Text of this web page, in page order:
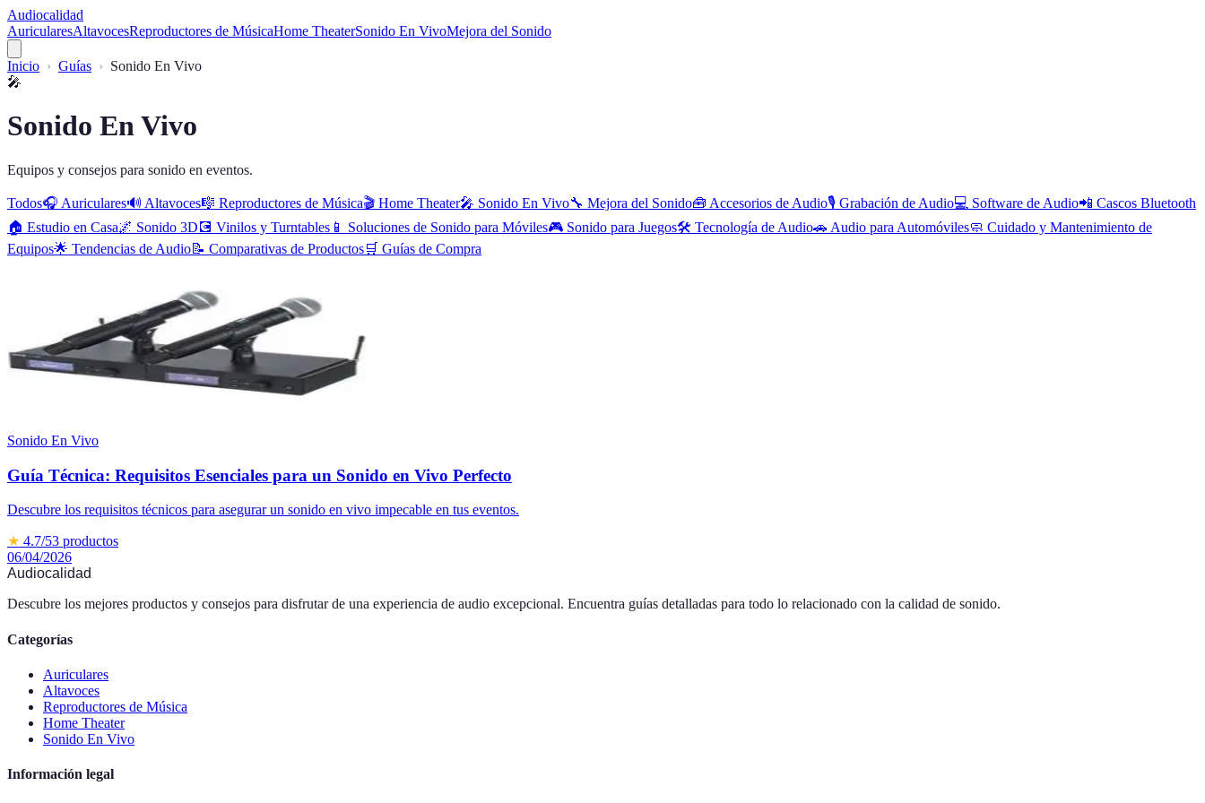
Audiocalidad
AuricularesAltavocesReproductores de MúsicaHome TheaterSonido En VivoMejora del Sonido
Inicio Guías
Sonido En Vivo
🎤
Sonido En Vivo
Equipos y consejos para sonido en eventos.
Todos🎧 Auriculares🔊 Altavoces🎼 Reproductores de Música🎬 Home Theater🎤 Sonido En Vivo🔧 Mejora del Sonido🧰 Accesorios de Audio🎙️ Grabación de Audio💻 Software de Audio📲 Cascos Bluetooth
🏠 Estudio en Casa🌌 Sonido 3D 💽 Vinilos y Turntables 📱 Soluciones de Sonido para Móviles🎮 Sonido para Juegos🛠️ Tecnología de Audio🚗 Audio para Automóviles🧼 Cuidado y Mantenimiento de
Equipos🌟 Tendencias de Audio📝 Comparativas de Productos🛒 Guías de Compra
Sonido En Vivo
Guía Técnica: Requisitos Esenciales para un Sonido en Vivo Perfecto
Descubre los requisitos técnicos para asegurar un sonido en vivo impecable en tus eventos.
★ 4.7/53 productos
06/04/2026
Audiocalidad
Descubre los mejores productos y consejos para disfrutar de una experiencia de audio excepcional. Encuentra guías detalladas para todo lo relacionado con la calidad de sonido.
Categorías
Auriculares
Altavoces
Reproductores de Música
Home Theater
Sonido En Vivo
Información legal